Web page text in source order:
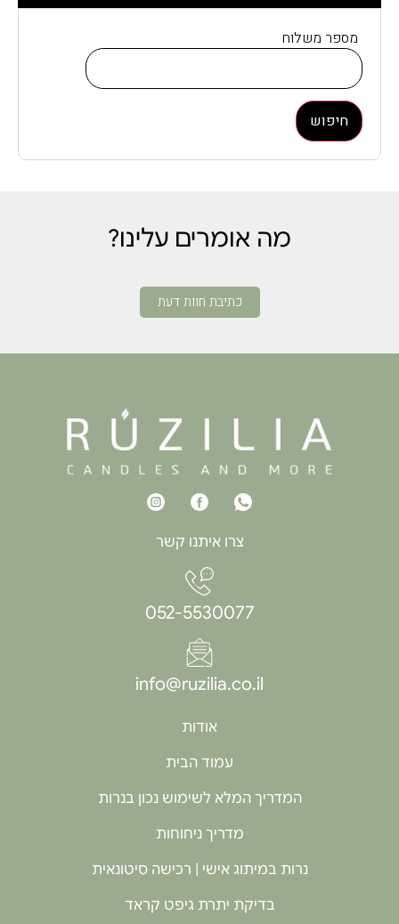
מספר משלוח
חיפוש
מה אומרים עלינו?
כתיבת חוות דעת
צרו איתנו קשר
052-5530077
info@ruzilia.co.il
אודות
עמוד הבית
המדריך המלא לשימוש נכון בנרות
מדריך ניחוחות
נרות במיתוג אישי | רכישה סיטונאית
בדיקת יתרת גיפט קראד